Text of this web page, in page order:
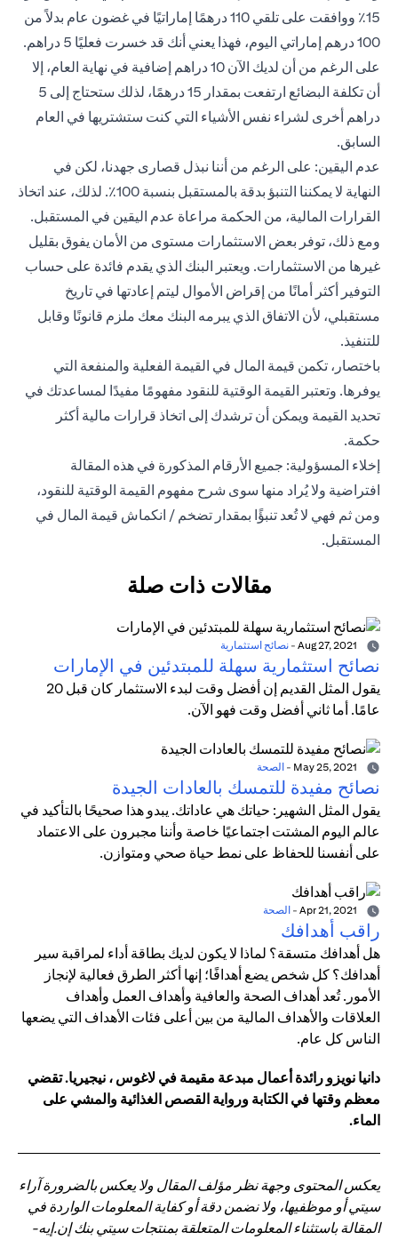
15٪ ووافقت على تلقي 110 درهمًا إماراتيًا في غضون عام بدلاً من
100 درهم إماراتي اليوم، فهذا يعني أنك قد خسرت فعليًا 5 دراهم.
على الرغم من أن لديك الآن 10 دراهم إضافية في نهاية العام، إلا
أن تكلفة البضائع ارتفعت بمقدار 15 درهمًا، لذلك ستحتاج إلى 5
دراهم أخرى لشراء نفس الأشياء التي كنت ستشتريها في العام
السابق.
عدم اليقين: على الرغم من أننا نبذل قصارى جهدنا، لكن في
النهاية لا يمكننا التنبؤ بدقة بالمستقبل بنسبة 100٪. لذلك، عند اتخاذ
القرارات المالية، من الحكمة مراعاة عدم اليقين في المستقبل.
ومع ذلك، توفر بعض الاستثمارات مستوى من الأمان يفوق بقليل
غيرها من الاستثمارات. ويعتبر البنك الذي يقدم فائدة على حساب
التوفير أكثر أمانًا من إقراض الأموال ليتم إعادتها في تاريخ
مستقبلي، لأن الاتفاق الذي يبرمه البنك معك ملزم قانونًا وقابل
للتنفيذ.
باختصار، تكمن قيمة المال في القيمة الفعلية والمنفعة التي
يوفرها. وتعتبر القيمة الوقتية للنقود مفهومًا مفيدًا لمساعدتك في
تحديد القيمة ويمكن أن ترشدك إلى اتخاذ قرارات مالية أكثر
حكمة.
إخلاء المسؤولية: جميع الأرقام المذكورة في هذه المقالة
افتراضية ولا يُراد منها سوى شرح مفهوم القيمة الوقتية للنقود،
ومن ثم فهي لا تُعد تنبؤًا بمقدار تضخم / انكماش قيمة المال في
المستقبل.
مقالات ذات صلة
- نصائح استثمارية
نصائح استثمارية سهلة للمبتدئين في الإمارات
يقول المثل القديم إن أفضل وقت لبدء الاستثمار كان قبل 20
عامًا. أما ثاني أفضل وقت فهو الآن.
- الصحة
نصائح مفيدة للتمسك بالعادات الجيدة
يقول المثل الشهير: حياتك هي عاداتك. يبدو هذا صحيحًا بالتأكيد في
عالم اليوم المشتت اجتماعيًا خاصة وأننا مجبرون على الاعتماد
على أنفسنا للحفاظ على نمط حياة صحي ومتوازن.
- الصحة
راقب أهدافك
هل أهدافك متسقة؟ لماذا لا يكون لديك بطاقة أداء لمراقبة سير
أهدافك؟ كل شخص يضع أهدافًا؛ إنها أكثر الطرق فعالية لإنجاز
الأمور. تُعد أهداف الصحة والعافية وأهداف العمل وأهداف
العلاقات والأهداف المالية من بين أعلى فئات الأهداف التي يضعها
الناس كل عام.
دانيا نويزو رائدة أعمال مبدعة مقيمة في لاغوس ، نيجيريا. تقضي
معظم وقتها في الكتابة ورواية القصص الغذائية والمشي على
الماء.
يعكس المحتوى وجهة نظر مؤلف المقال ولا يعكس بالضرورة آراء
سيتي أو موظفيها، ولا نضمن دقة أو كفاية المعلومات الواردة في
المقالة باستثناء المعلومات المتعلقة بمنتجات سيتي بنك إن.إيه-